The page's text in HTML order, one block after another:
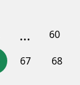
... 60
67 68